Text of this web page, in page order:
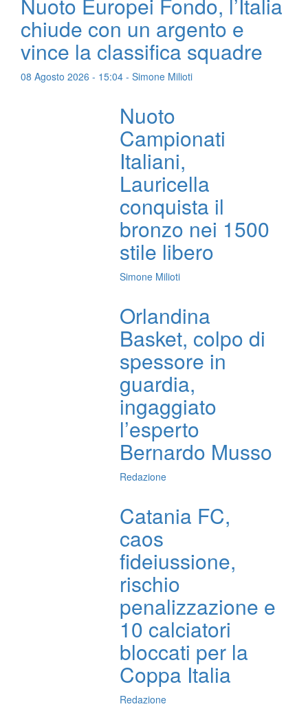
chiude con un argento e
vince la classifica squadre
08 Agosto 2026 - 15:04 - Simone Milioti
Nuoto
Campionati
Italiani,
Lauricella
conquista il
bronzo nei 1500
stile libero
Simone Milioti
Orlandina
Basket, colpo di
spessore in
guardia,
ingaggiato
l’esperto
Bernardo Musso
Redazione
Catania FC,
caos
fideiussione,
rischio
penalizzazione e
10 calciatori
bloccati per la
Coppa Italia
Redazione